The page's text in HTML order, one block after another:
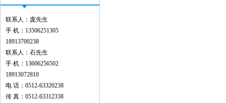
联系人：庞先生
手 机：13506251305
18913700238
联系人：石先生
手 机：13606256502
18913072810
电 话：0512-63320238
传 真：0512-63312338